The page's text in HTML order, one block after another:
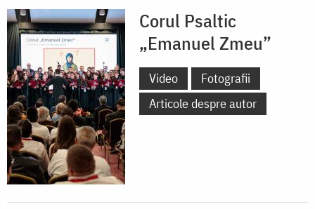
Corul Psaltic
„Emanuel Zmeu”
Video
Fotografii
Articole despre autor